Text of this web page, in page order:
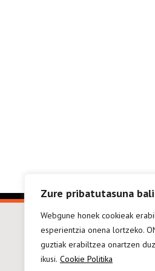
Zure pribatutasuna
Webgune honek cookieak
esperientzia onena lortzeko.
guztiak erabiltzea onartzen
ikusi. Cookie Politika